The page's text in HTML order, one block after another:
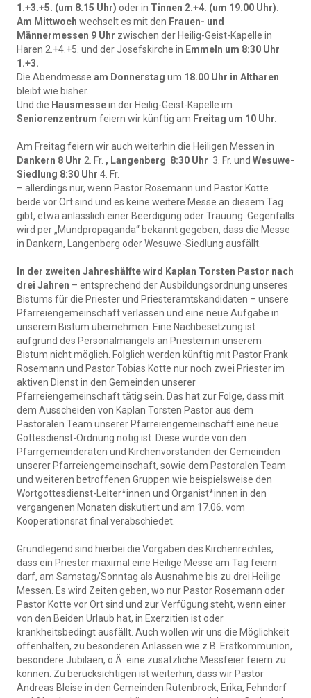
1.+3.+5. (um 8.15 Uhr) oder in Tinnen 2.+4. (um 19.00 Uhr).
Am Mittwoch wechselt es mit den Frauen- und
Männermessen 9 Uhr zwischen der Heilig-Geist-Kapelle in
Haren 2.+4.+5. und der Josefskirche in Emmeln um 8:30 Uhr
1.+3.
Die Abendmesse am Donnerstag um 18.00 Uhr in Altharen
bleibt wie bisher.
Und die Hausmessein der Heilig-Geist-Kapelle im
Seniorenzentrum feiern wir künftig am Freitag um 10 Uhr.
Am Freitag feiern wir auch weiterhin die Heiligen Messen in
Dankern 8 Uhr 2. Fr. , Langenberg 8:30 Uhr 3. Fr. und Wesuwe-
Siedlung 8:30 Uhr 4. Fr.
– allerdings nur, wenn Pastor Rosemann und Pastor Kotte
beide vor Ort sind und es keine weitere Messe an diesem Tag
gibt, etwa anlässlich einer Beerdigung oder Trauung. Gegenfalls
wird per „Mundpropaganda“ bekannt gegeben, dass die Messe
in Dankern, Langenberg oder Wesuwe-Siedlung ausfällt.
In der zweiten Jahreshälfte wird Kaplan Torsten Pastor nach
drei Jahren – entsprechend der Ausbildungsordnung unseres
Bistums für die Priester und Priesteramtskandidaten – unsere
Pfarreiengemeinschaft verlassen und eine neue Aufgabe in
unserem Bistum übernehmen. Eine Nachbesetzung ist
aufgrund des Personalmangels an Priestern in unserem
Bistum nicht möglich. Folglich werden künftig mit Pastor Frank
Rosemann und Pastor Tobias Kotte nur noch zwei Priester im
aktiven Dienst in den Gemeinden unserer
Pfarreiengemeinschaft tätig sein. Das hat zur Folge, dass mit
dem Ausscheiden von Kaplan Torsten Pastor aus dem
Pastoralen Team unserer Pfarreiengemeinschaft eine neue
Gottesdienst-Ordnung nötig ist. Diese wurde von den
Pfarrgemeinderäten und Kirchenvorständen der Gemeinden
unserer Pfarreiengemeinschaft, sowie dem Pastoralen Team
und weiteren betroffenen Gruppen wie beispielsweise den
Wortgottesdienst-Leiter*innen und Organist*innen in den
vergangenen Monaten diskutiert und am 17.06. vom
Kooperationsrat final verabschiedet.
Grundlegend sind hierbei die Vorgaben des Kirchenrechtes,
dass ein Priester maximal eine Heilige Messe am Tag feiern
darf, am Samstag/Sonntag als Ausnahme bis zu drei Heilige
Messen. Es wird Zeiten geben, wo nur Pastor Rosemann oder
Pastor Kotte vor Ort sind und zur Verfügung steht, wenn einer
von den Beiden Urlaub hat, in Exerzitien ist oder
krankheitsbedingt ausfällt. Auch wollen wir uns die Möglichkeit
offenhalten, zu besonderen Anlässen wie z.B. Erstkommunion,
besondere Jubiläen, o.Ä. eine zusätzliche Messfeier feiern zu
können. Zu berücksichtigen ist weiterhin, dass wir Pastor
Andreas Bleise in den Gemeinden Rütenbrock, Erika, Fehndorf